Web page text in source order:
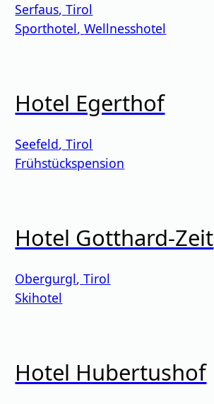
Serfaus,Tirol
Sporthotel,Wellnesshotel
Hotel Egerthof
Seefeld,Tirol
Frühstückspension
Hotel Gotthard-Zeit
Obergurgl,Tirol
Skihotel
Hotel Hubertushof